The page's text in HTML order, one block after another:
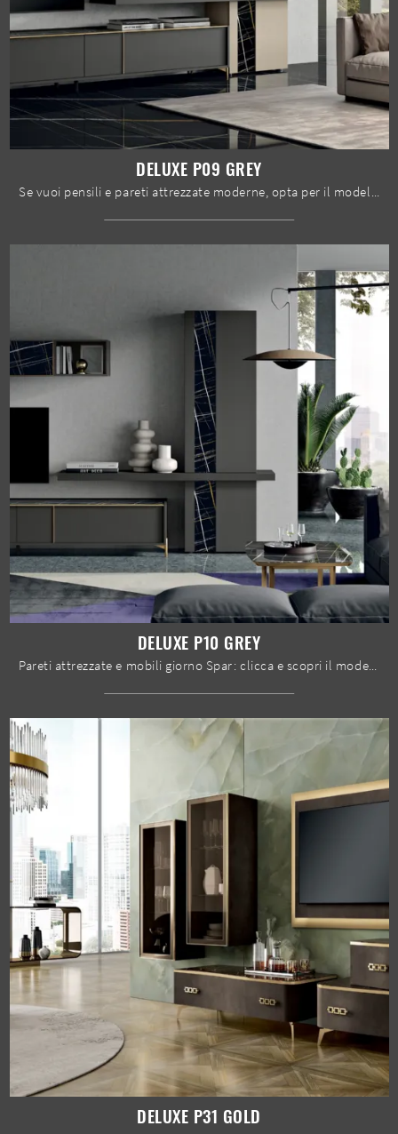
DELUXE P09 GREY
Se vuoi pensili e pareti attrezzate moderne, opta per il modello Deluxe P09 Grey di Spar: clicca e scopri di più!
DELUXE P10 GREY
Pareti attrezzate e mobili giorno Spar: clicca e scopri il modello Deluxe P10 Grey e potrai impreziosire stanze moderne di ogni tipo.
DELUXE P31 GOLD